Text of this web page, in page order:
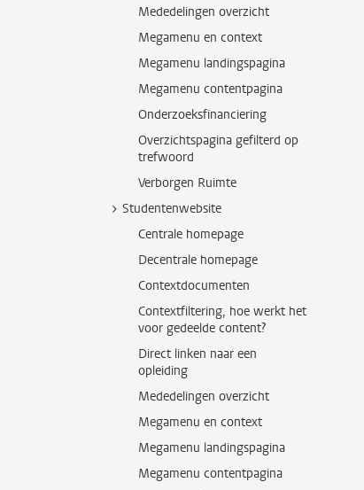
Mededelingen overzicht
Megamenu en context
Megamenu landingspagina
Megamenu contentpagina
Onderzoeksfinanciering
Overzichtspagina gefilterd op
trefwoord
Verborgen Ruimte
Studentenwebsite
Centrale homepage
Decentrale homepage
Contextdocumenten
Contextfiltering, hoe werkt het
voor gedeelde content?
Direct linken naar een
opleiding
Mededelingen overzicht
Megamenu en context
Megamenu landingspagina
Megamenu contentpagina